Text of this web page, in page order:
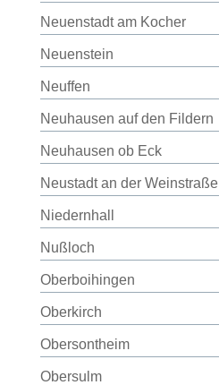
Neuenstadt am Kocher
Neuenstein
Neuffen
Neuhausen auf den Fildern
Neuhausen ob Eck
Neustadt an der Weinstraße
Niedernhall
Nußloch
Oberboihingen
Oberkirch
Obersontheim
Obersulm